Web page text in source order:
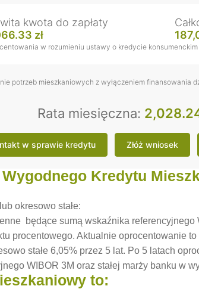
kwota do zapłaty
zł
w rozumieniu ustawy o kredycie konsumenckim
potrzeb mieszkaniowych z wyłączeniem finansowania
Rata miesięczna:
w sprawie kredytu Złóż wniosek
Kredytu
okresowo stałe:
będące sumą wskaźnika referencyjnego
procentowego. Aktualnie oprocentowanie
stałe 6,05% przez 5 lat. Po 5 latach
WIBOR 3M oraz stałej marży banku w
to: